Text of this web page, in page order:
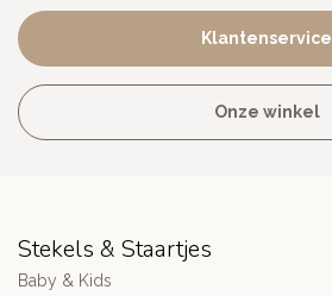
Klantenservice
Onze winkel
Stekels & Staartjes
Baby & Kids